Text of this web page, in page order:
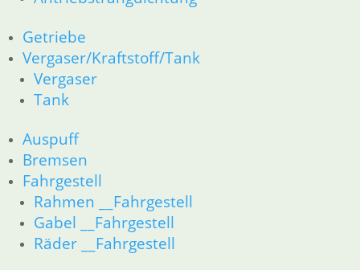
Getriebe
Vergaser/Kraftstoff/Tank
Vergaser
Tank
Auspuff
Bremsen
Fahrgestell
Rahmen __Fahrgestell
Gabel __Fahrgestell
Räder __Fahrgestell
52 Sitzbank
61 Fahrzeugelektrik
62 Instrumente
63 Scheinwerfer
11 Motor
Dichtungen
Zylinderkopf
Kolben/Kolbenringe
12 Motorelektrik
16 Tank
18 Auspuff